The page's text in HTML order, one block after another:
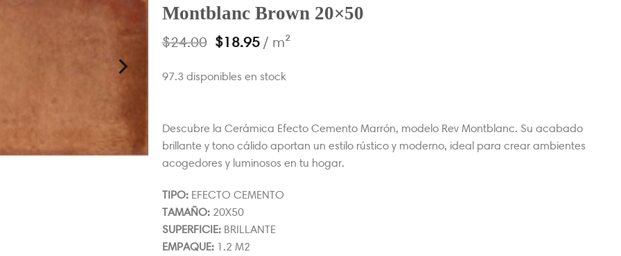
Montblanc Brown 20×50
$24.00 $18.95 / m²
97.3 disponibles en stock
Descubre la Cerámica Efecto Cemento Marrón, modelo Rev Montblanc. Su acabado
brillante y tono cálido aportan un estilo rústico y moderno, ideal para crear ambientes
acogedores y luminosos en tu hogar.
TIPO:EFECTO CEMENTO
TAMAÑO:20X50
SUPERFICIE:BRILLANTE
EMPAQUE:1.2 M2